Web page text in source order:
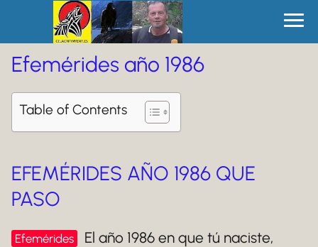
Efemérides año 1986
Table of Contents
EFEMÉRIDES AÑO 1986 QUE
PASO
Efemérides
El año 1986 en que tú naciste,